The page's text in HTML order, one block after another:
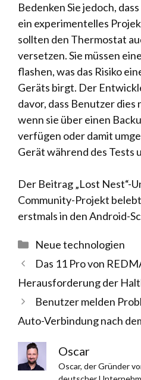
Bedenken Sie jedoch,
ein experimentelles
sollten den Thermostat
versetzen. Sie müssen
flashen, was das Risiko
Geräts birgt. Der
davor, dass Benutzer
wenn sie über einen
verfügen oder damit
Gerät während des Tests
Der Beitrag „Lost Nest“-
Community-Projekt
erstmals in den Android-
Kategorien
Neue technologien
Das 11 Pro von
Herausforderung der
Benutzer melden
Auto-Verbindung nach
Oscar
Oscar, der Gründer